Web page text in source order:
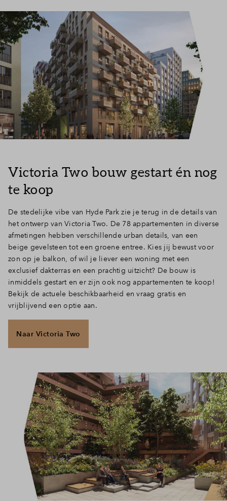
Victoria Two bouw gestart én nog
te koop
De stedelijke vibe van Hyde Park zie je terug in de details van
het ontwerp van Victoria Two. De 78 appartementen in diverse
afmetingen hebben verschillende urban details, van een
beige gevelsteen tot een groene entree. Kies jij bewust voor
zon op je balkon, of wil je liever een woning met een
exclusief dakterras en een prachtig uitzicht? De bouw is
inmiddels gestart en er zijn ook nog appartementen te koop!
Bekijk de actuele beschikbaarheid en vraag gratis en
vrijblijvend een optie aan.
Naar Victoria Two